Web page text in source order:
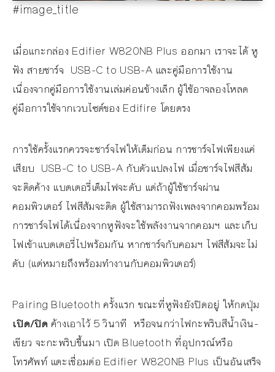
#image_title
เมื่อแกะกล่อง Edifier W820NB Plus ออกมา เราจะได้ หู
ฟัง สายชาร์จ USB-C to USB-A และคู่มือการใช้งาน
เนื่องจากคู่มือการใช้งานเล่มค่อนข้างเล็ก ผู้ใช้อาจลองโหลด
คู่มือการใช้จากเวบไซต์ของ Edifire โดยตรง
การใช้ครั้งแรกควรจะชาร์จไฟให้เต็มก่อน การชาร์จไฟเพียงแค่
เสียบ USB-C to USB-A กับตัวแปลงไฟ เมื่อชาร์จไฟสีส้ม
จะติดค้าง แบตเตอรี่เต็มไฟจะดับ แต่ถ้าผู้ใช้ชาร์จผ่าน
คอมพิวเตอร์ ไฟสีส้มจะติด ผู้ใช้สามารถฟังเพลงจากคอมพร้อม
การชาร์จไฟได้เนื่องจากหูฟังจะใช้พลังงานจากคอมฯ และเก็บ
ไฟเข้าแบตเตอรี่ไปพร้อมกัน หากชาร์จกับคอมฯ ไฟสีส้มจะไม่
ดับ (แต่หมายถึงพร้อมทำงานกับคอมพิวเตอร์)
Pairing Bluetooth ครั้งแรก ขณะที่หูฟังยังปิดอยู่ ให้กดปุ่ม
เปิด/ปิด ค้างเอาไว้ 5 วินาที หรือจนกว่าไฟกะพริบสีนํ้าเงิน-
เขียว จะกะพริบขึ้นมา เปิด Bluetooth ที่อุปกรณ์หรือ
โทรศัพท์ แตะเชื่อมต่อ Edifier W820NB Plus เป็นอันเสร็จ